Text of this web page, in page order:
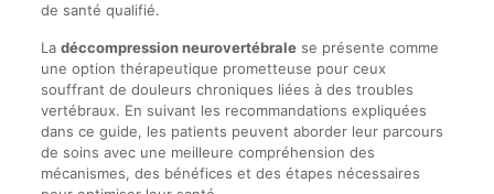
de santé qualifié.
La déccompression neurovertébralese présente comme
une option thérapeutique prometteuse pour ceux
souffrant de douleurs chroniques liées à des troubles
vertébraux. En suivant les recommandations expliquées
dans ce guide, les patients peuvent aborder leur parcours
de soins avec une meilleure compréhension des
mécanismes, des bénéfices et des étapes nécessaires